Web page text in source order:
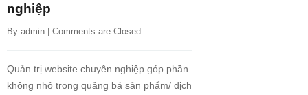
nghiệp
By admin | Comments are Closed
Quản trị website chuyên nghiệp góp phần
không nhỏ trong quảng bá sản phẩm/ dịch